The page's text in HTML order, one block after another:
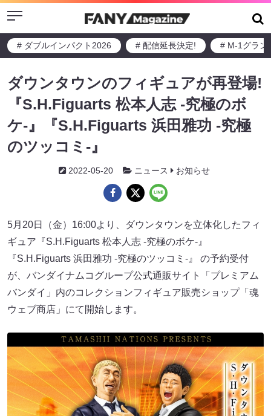
Menu
# ダブルインパクト2026 # 配信延長決定! # M-1グラン
ダウンタウンのフィギュアが再登場!
『S.H.Figuarts 松本人志 -究極のボ
ケ-』『S.H.Figuarts 浜田雅功 -究極
のツッコミ-』
2022-05-20 ニュース お知らせ
5月20日（金）16:00より、ダウンタウンを立体化したフィ
ギュア『S.H.Figuarts 松本人志 -究極のボケ-』
『S.H.Figuarts 浜田雅功 -究極のツッコミ-』 の予約受付
が、バンダイナムコグループ公式通販サイト「プレミアム
バンダイ」内のコレクションフィギュア販売ショップ「魂
ウェブ商店」にて開始します。